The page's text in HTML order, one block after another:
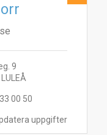
uppgifter
9
00 50